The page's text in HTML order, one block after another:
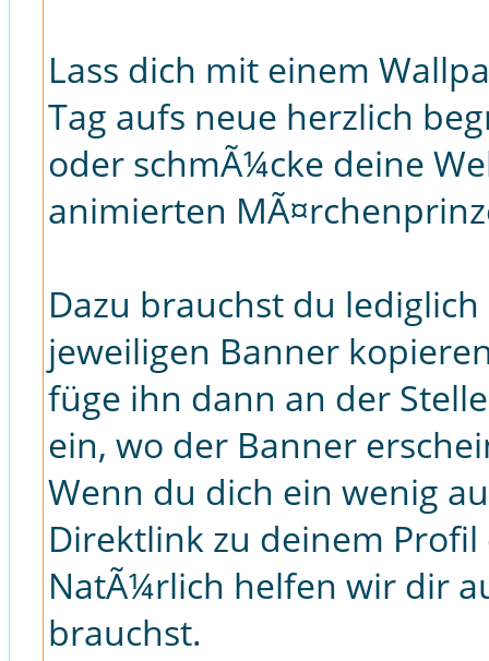
Lass dich mit einem
Tag aufs neue herzlich
oder schmÃ¼cke deine
animierten
Dazu brauchst du
jeweiligen Banner
füge ihn dann an der
ein, wo der Banner
Wenn du dich ein wenig
Direktlink zu deinem
NatÃ¼rlich helfen wir dir
brauchst.